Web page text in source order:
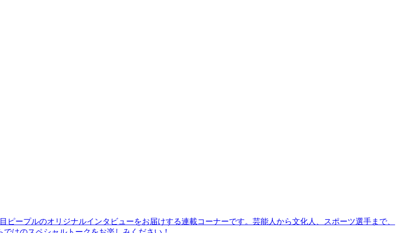
ープルのオリジナルインタビューをお届けする連載コーナーです。芸能人から文化人、スポーツ選手まで、